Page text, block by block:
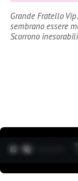
Grande Fratello
sembrano essere
Scorrono